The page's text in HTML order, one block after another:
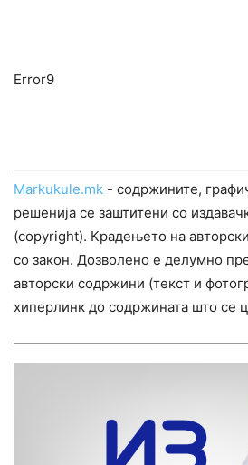
Error9
Markukule.mk - содржините,
решенија се заштитени со
(copyright). Крадењето на
со закон. Дозволено е делумно
авторски содржини (текст и
хиперлинк до содржината што се